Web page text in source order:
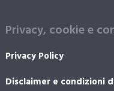
Privacy, cookie e
Privacy Policy
Disclaimer e condizioni